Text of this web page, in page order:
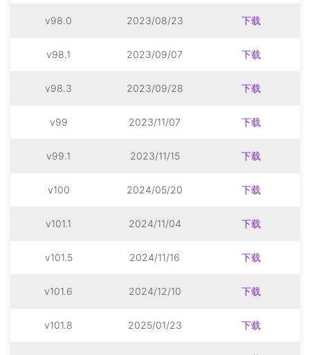
v98.0 2023/08/23 下载
v98.1 2023/09/07 下载
v98.3 2023/09/28 下载
v99 2023/11/07 下载
v99.1 2023/11/15 下载
v100 2024/05/20 下载
v101.1 2024/11/04 下载
v101.5 2024/11/16 下载
v101.6 2024/12/10 下载
v101.8 2025/01/23 下载